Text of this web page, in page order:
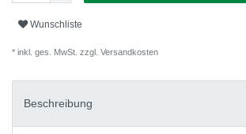
Wunschliste
* inkl. ges. MwSt. zzgl. Versandkosten
Beschreibung